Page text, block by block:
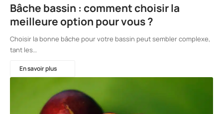
Bâche bassin : comment choisir la
meilleure option pour vous ?
Choisir la bonne bâche pour votre bassin peut sembler complexe,
tant les…
En savoir plus